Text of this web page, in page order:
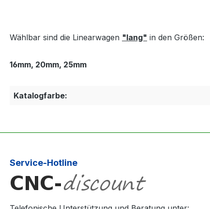
Wählbar sind die Linearwagen "lang" in den Größen:
16mm, 20mm, 25mm
Katalogfarbe:
Service-Hotline